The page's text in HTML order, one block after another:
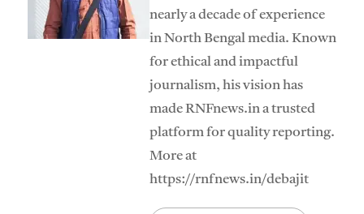
nearly a decade of experience
in North Bengal media. Known
for ethical and impactful
journalism, his vision has
made RNFnews.in a trusted
platform for quality reporting.
More at
https://rnfnews.in/debajit